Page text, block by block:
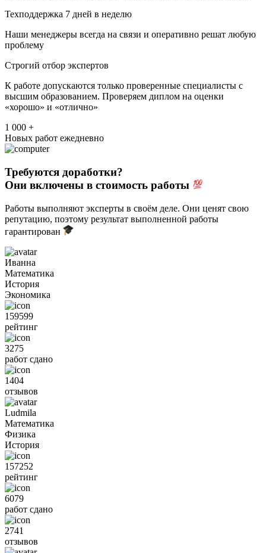
Техподдержка 7 дней в неделю
Наши менеджеры всегда на связи и оперативно решат любую
проблему
Строгий отбор экспертов
К работе допускаются только проверенные специалисты с
высшим образованием. Проверяем диплом на оценки
«хорошо» и «отлично»
1 000 +
Новых работ ежедневно
Требуются доработки?
Они включены в стоимость работы
Работы выполняют эксперты в своём деле. Они ценят свою
репутацию, поэтому результат выполненной работы
гарантирован
Иванна
Математика
История
Экономика
159599
рейтинг
3275
работ сдано
1404
отзывов
Ludmila
Математика
Физика
История
157252
рейтинг
6079
работ сдано
2741
отзывов